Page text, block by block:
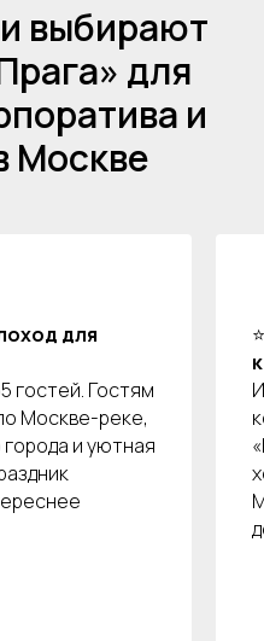
выбирают
для
и
Москве
для
гостей. Гостям
Москве-реке,
и уютная